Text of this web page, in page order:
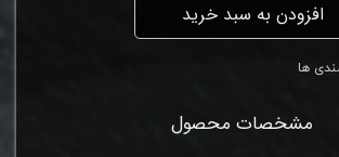
افزودن به سبد خرید
ها
مشخصات محصول